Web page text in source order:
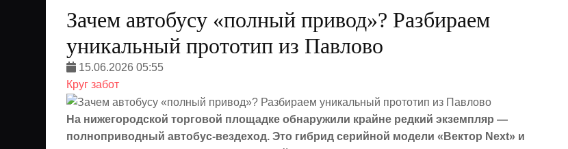
Зачем автобусу «полный привод»? Разбираем
уникальный прототип из Павлово
15.06.2026 05:55
Круг забот
На нижегородской торговой площадке обнаружили крайне редкий экземпляр —
полноприводный автобус-вездеход. Это гибрид серийной модели «Вектор Next» и